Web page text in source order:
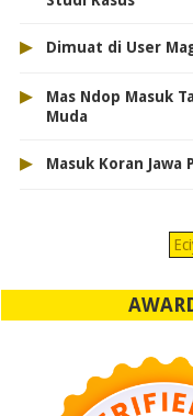
▸ Dimuat di User
▸
Mas Ndop Masuk
Muda
▸ Masuk Koran Jawa